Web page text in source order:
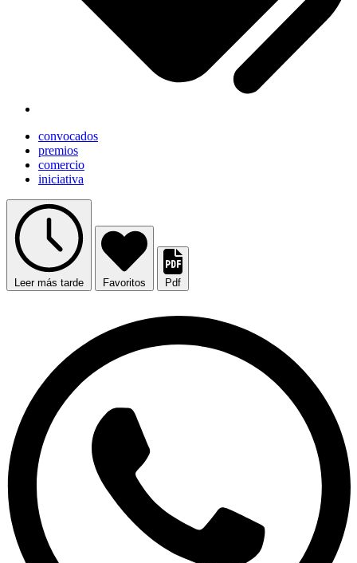
convocados
premios
comercio
iniciativa
Leer más tarde Favoritos Pdf